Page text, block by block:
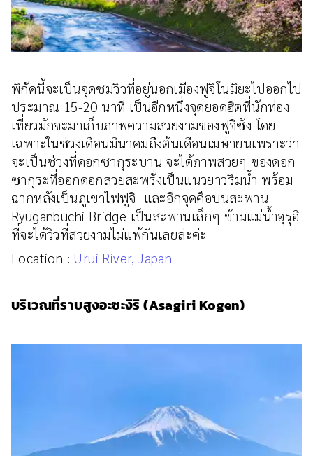
พิกัดนี้จะเป็นจุดชมวิวที่อยู่นอกเมืองฟูจิโนมิยะไปออกไป
ประมาณ 15-20 นาที เป็นอีกหนึ่งจุดยอดฮิตที่นักท่อง
เที่ยวมักจะมาเก็บภาพความสวยงามของฟูจิซัง โดย
เฉพาะในช่วงเดือนมีนาคมถึงต้นเดือนเมษายนเพราะว่า
จะเป็นช่วงที่ดอกซากุระบาน จะได้ภาพสวยๆ ของดอก
ซากุระที่ออกดอกสวยสะพรั่งเป็นแนวยาวริมน้ำ พร้อม
ฉากหลังเป็นภูเขาไฟฟูจิ และอีกจุดคือบนสะพาน
Ryuganbuchi Bridge เป็นสะพานเล็กๆ ข้ามแม่น้ำอุรุอิ
ที่จะได้วิวที่สวยงามไม่แพ้กันเลยล่ะค่ะ
Location : Urui River, Japan
บริเวณที่ราบสูงอะซะงิริ (Asagiri Kogen)